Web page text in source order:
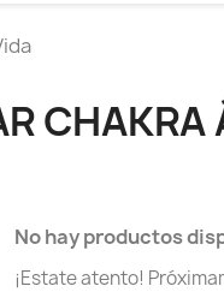
CHAKRA
No hay productos
¡Estate atento!